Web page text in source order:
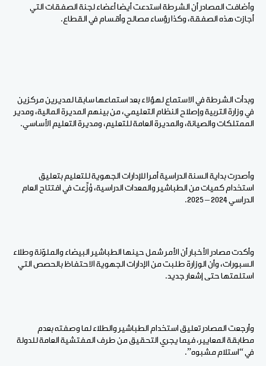
وأضافت المصادر أن الشرطة استدعت أيضا أعضاء لجنة الصفقات التي
أجازت هذه الصفقة، وكذا رؤساء مصالح وأقسام في القطاع.
وبدأت الشرطة في الاستماع لهؤلاء بعد استماعها سابقا لمديرين مركزين
في وزارة التربية وإصلاح النظام التعليمي، من بينهم المديرة المالية، ومدير
الممتلكات والصيانة، والمديرة العامة للتعليم، ومديرة التعليم الأساسي.
وأصدرت بداية السنة الدراسية أمرا للإدارات الجهوية للتعليم بتعليق
استخدام كميات من الطباشير والمعدات الدراسية، وُزِّعت في افتتاح العام
الدراسي 2024 – 2025.
وأكدت مصادر الأخبار أن الأمر شمل حينها الطباشير البيضاء والملوّنة وطلاء
السبورات، وأن الوزارة طلبت من الإدارات الجهوية الاحتفاظ بالحصص التي
استلمتها حتى إشعار جديد.
وأرجعت المصادر تعليق استخدام الطباشير والطلاء لما وصفته بعدم
مطابقة المعايير، فيما يجري التحقيق من طرف المفتشية العامة للدولة
في “استلام مشبوه”.